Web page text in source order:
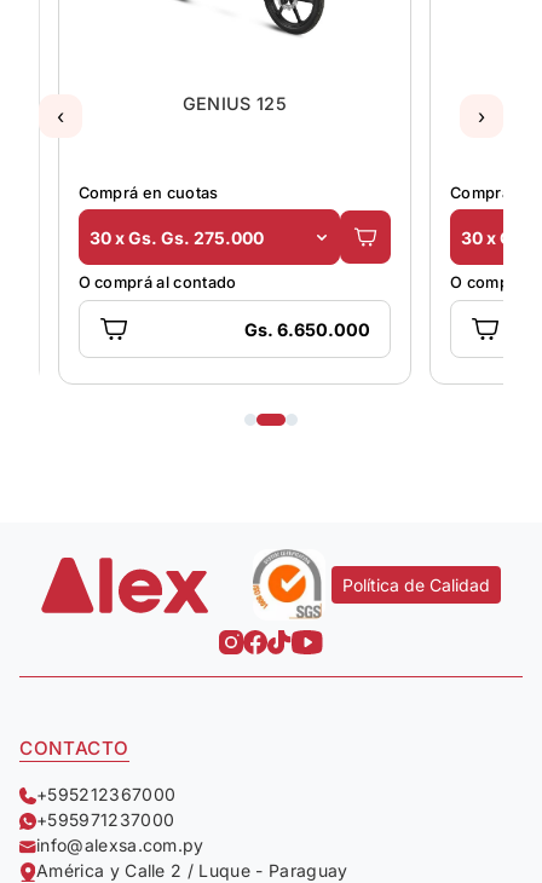
GENIUS 125
Comprá en cuotas
30 x Gs. Gs. 275.000
O comprá al contado
Gs. 6.650.000
Comprá en
30 x Gs.
O comprá
‹ ›
Política de Calidad
CONTACTO
+595212367000
+595971237000
info@alexsa.com.py
América y Calle 2 / Luque - Paraguay